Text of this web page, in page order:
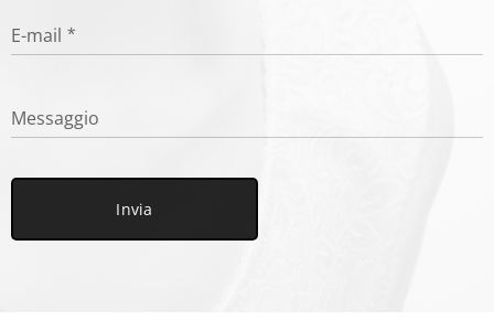
E-mail
Messaggio
Invia